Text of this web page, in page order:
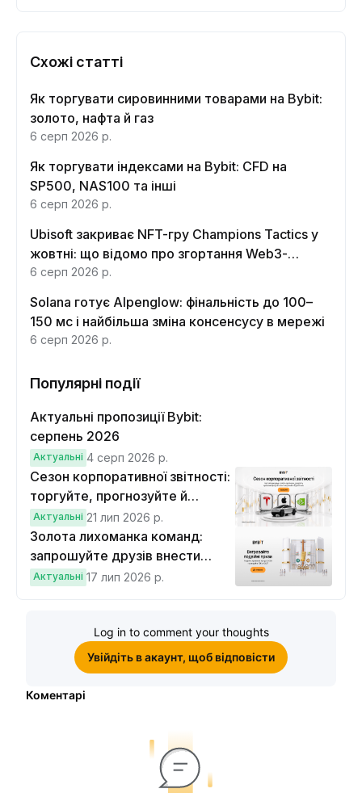
Схожі статті
Як торгувати сировинними товарами на Bybit:
золото, нафта й газ
6 серп 2026 р.
Як торгувати індексами на Bybit: CFD на
SP500, NAS100 та інші
6 серп 2026 р.
Ubisoft закриває NFT-гру Champions Tactics у
жовтні: що відомо про згортання Web3-
функцій
6 серп 2026 р.
Solana готує Alpenglow: фінальність до 100–
150 мс і найбільша зміна консенсусу в мережі
6 серп 2026 р.
Популярні події
Актуальні пропозиції Bybit:
серпень 2026
Актуальні 4 серп 2026 р.
Сезон корпоративної звітності:
торгуйте, прогнозуйте й
вигравайте Cybertruck
Актуальні 21 лип 2026 р.
Золота лихоманка команд:
запрошуйте друзів внести
депозит на $100 і торгувати на
Актуальні 17 лип 2026 р.
Log in to comment your thoughts
Увійдіть в акаунт, щоб відповісти
Коментарі